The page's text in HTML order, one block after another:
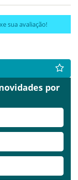
sua avaliação!
por